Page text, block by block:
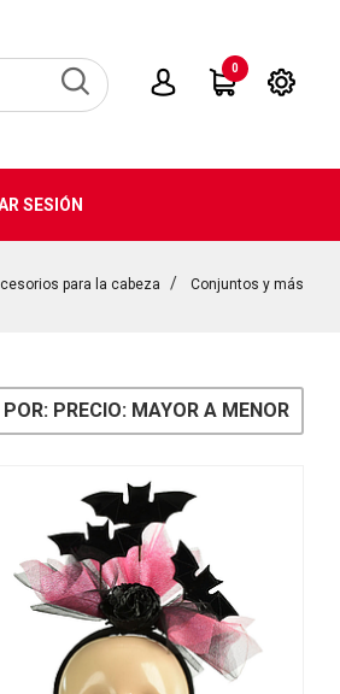
0
SESIÓN
para la cabeza Conjuntos y más
PRECIO: MAYOR A MENOR